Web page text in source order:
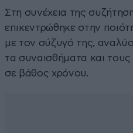
Στη συνέχεια της
επικεντρώθηκε στην
με τον σύζυγό της,
τα συναισθήματα και
σε βάθος χρόνου.